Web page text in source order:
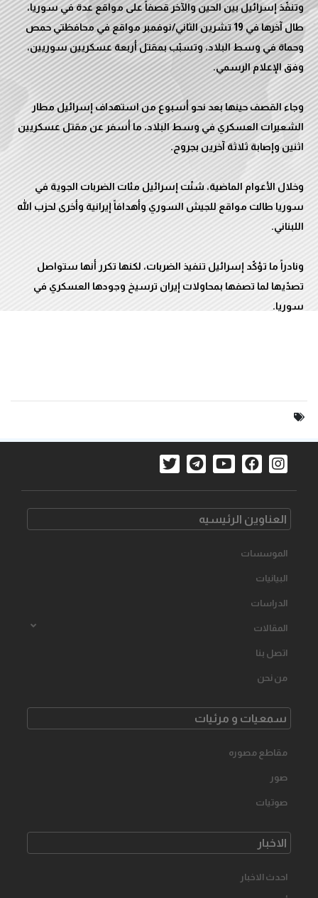
وتنفّذ إسرائيل بين الحين والآخر قصفاً على مواقع عدة في سوريا،
طال آخرها في 19 تشرين الثاني/نوفمبر مواقع في محافظتي حمص
وحماة في وسط البلاد، وتسبّب بمقتل أربعة عسكريين سوريين،
وجاء القصف حينها بعد نحو أسبوع من استهداف إسرائيل مطار
الشعيرات العسكري في وسط البلاد، ما أسفر عن مقتل عسكريين
وخلال الأعوام الماضية، شنّت إسرائيل مئات الضربات الجوية في
سوريا طالت مواقع للجيش السوري وأهدافاً إيرانية وأخرى لحزب الله
ونادراً ما تؤكّد إسرائيل تنفيذ الضربات، لكنها تكرر أنها ستواصل
تصدّيها لما تصفها بمحاولات إيران ترسيخ وجودها العسكري في
سوريا.
العناوین الرئیسیه
الموسسات
البیانیات
الدراسات
المقالات
اتصل بنا
من نحن
سمعیات و مرئیات
مقاطع مصوره
صور
صوتیات
الاخبار
احدث الاخبار